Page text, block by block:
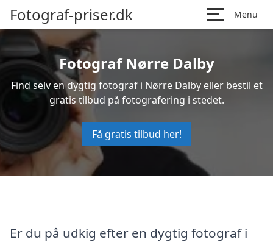
Fotograf-priser.dk Menu
Fotograf Nørre Dalby
Find selv en dygtig fotograf i Nørre Dalby eller bestil et
gratis tilbud på fotografering i stedet.
Få gratis tilbud her!
Er du på udkig efter en dygtig fotograf i